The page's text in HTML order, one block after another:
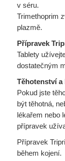
v séru.
Trimethoprim
plazmě.
Přípravek
Tablety
dostatečným
Těhotenství a
Pokud jste
být těhotná,
lékařem nebo
přípravek
Přípravek
během kojení.